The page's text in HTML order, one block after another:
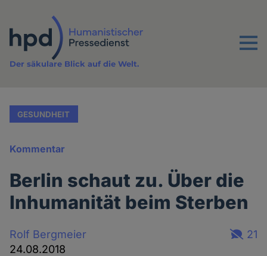
Inhalt
Menu
Der säkulare Blick auf die Welt.
GESUNDHEIT
Kommentar
Berlin schaut zu. Über die
Inhumanität beim Sterben
Rolf Bergmeier
24.08.2018
21